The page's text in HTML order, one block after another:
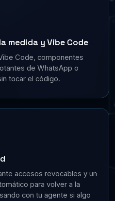
medida y Vibe Code
Code, componentes
de WhatsApp o
tocar el código.
accesos revocables y un
para volver a la
con tu agente si algo